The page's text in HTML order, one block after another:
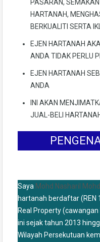
PASARAN, SEMAKAN
HARTANAH,
BERKUALITI SERTA
EJEN HARTANAH
ANDA TIDAK PERLU
EJEN HARTANAH
ANDA
INI AKAN
JUAL-BELI
Saya Mohd Nasharil
hartanah berdaftar (REN
Real Property
ini sejak tahun 2013
Wilayah Persekutuan